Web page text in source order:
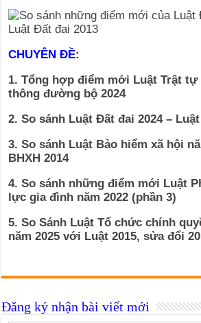
CHUYÊN ĐỀ:
1. Tổng hợp điểm mới Luật Trật tự
thông đường bộ 2024
2. So sánh Luật Đất đai 2024 –
3. So sánh Luật Bảo hiểm xã hội
BHXH 2014
4. So sánh những điểm mới Luật
lực gia đình năm 2022 (phần 3)
5. So Sánh Luật Tổ chức chính
năm 2025 với Luật 2015, sửa đổi
Đăng ký nhận bài viết mới